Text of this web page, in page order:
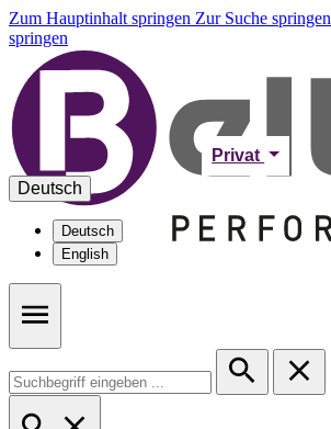
Zum Hauptinhalt springen Zur Suche springen
springen
Privat
Deutsch
Deutsch
English